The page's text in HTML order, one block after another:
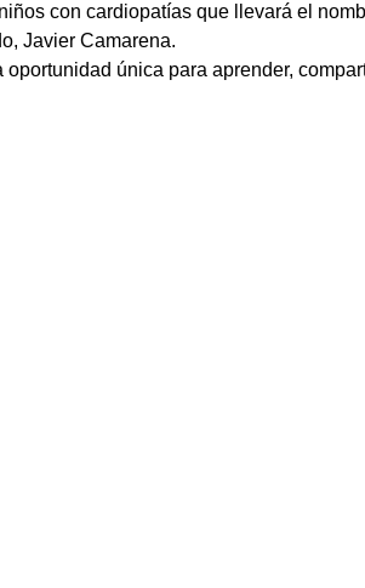
con cardiopatías que llevará el
Javier Camarena.
única para aprender,